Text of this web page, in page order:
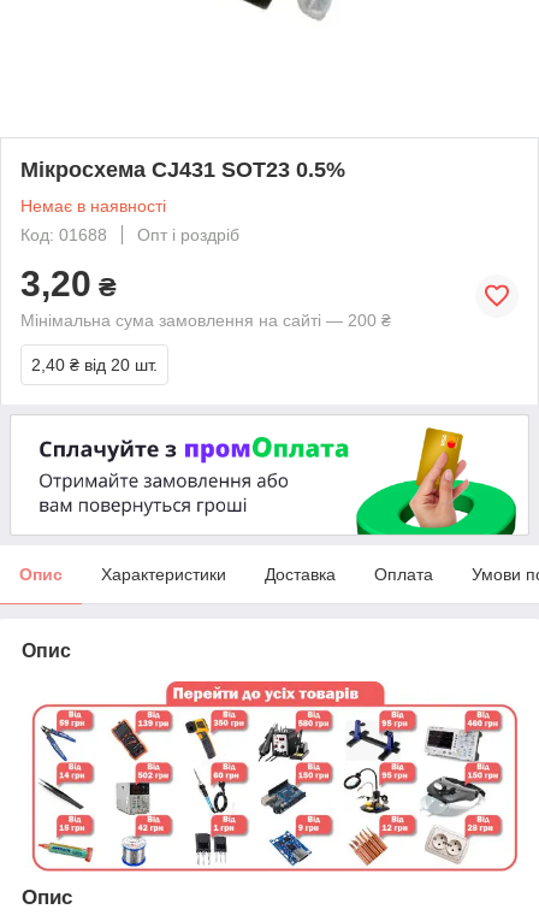
Мікросхема CJ431 SOT23 0.5%
Немає в наявності
Код: 01688
Опт і роздріб
3,20 ₴
Мінімальна сума замовлення на сайті — 200 ₴
2,40 ₴ від 20 шт.
Опис Характеристики Доставка Оплата Умови
Опис
Опис